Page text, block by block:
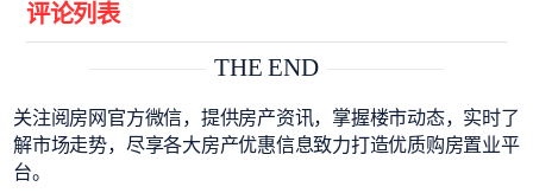
评论列表
THE END
关注阅房网官方微信，提供房产资讯，掌握楼市动态，实时了
解市场走势，尽享各大房产优惠信息致力打造优质购房置业平
台。